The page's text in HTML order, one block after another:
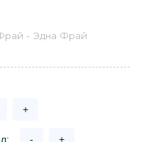
- Эдна Фрай
+
- +